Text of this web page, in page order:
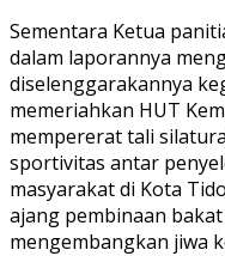
Sementara Ketua
dalam laporannya
diselenggarakannya
memeriahkan HUT
mempererat tali
sportivitas antar
masyarakat di Kota
ajang pembinaan
mengembangkan jiwa